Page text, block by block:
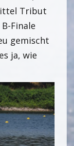
Tribut
Finale
gemischt
ja, wie